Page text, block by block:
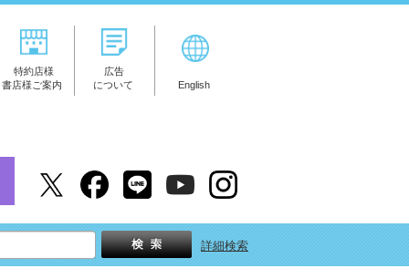
特約店様
書店様ご案内
広告
について
English
詳細検索